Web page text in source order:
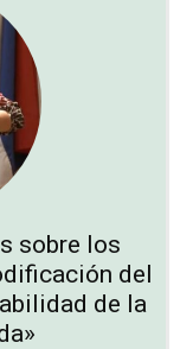
sobre los
del
de la